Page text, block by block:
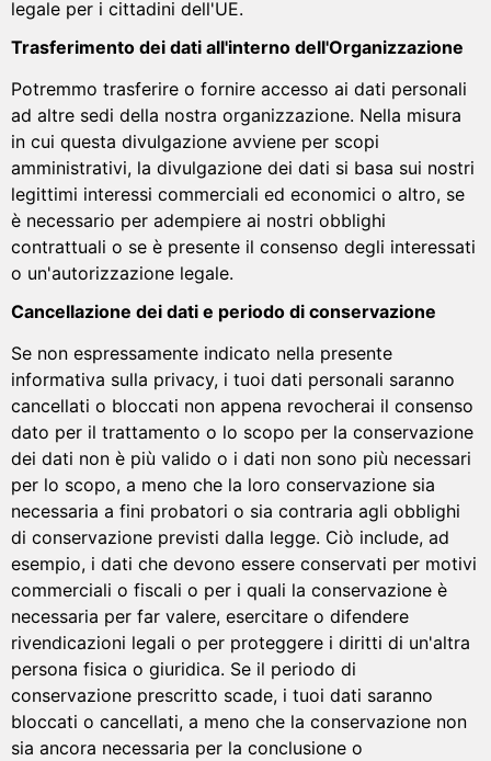
legale per i cittadini dell'UE.
Trasferimento dei dati all'interno dell'Organizzazione
Potremmo trasferire o fornire accesso ai dati personali
ad altre sedi della nostra organizzazione. Nella misura
in cui questa divulgazione avviene per scopi
amministrativi, la divulgazione dei dati si basa sui nostri
legittimi interessi commerciali ed economici o altro, se
è necessario per adempiere ai nostri obblighi
contrattuali o se è presente il consenso degli interessati
o un'autorizzazione legale.
Cancellazione dei dati e periodo di conservazione
Se non espressamente indicato nella presente
informativa sulla privacy, i tuoi dati personali saranno
cancellati o bloccati non appena revocherai il consenso
dato per il trattamento o lo scopo per la conservazione
dei dati non è più valido o i dati non sono più necessari
per lo scopo, a meno che la loro conservazione sia
necessaria a fini probatori o sia contraria agli obblighi
di conservazione previsti dalla legge. Ciò include, ad
esempio, i dati che devono essere conservati per motivi
commerciali o fiscali o per i quali la conservazione è
necessaria per far valere, esercitare o difendere
rivendicazioni legali o per proteggere i diritti di un'altra
persona fisica o giuridica. Se il periodo di
conservazione prescritto scade, i tuoi dati saranno
bloccati o cancellati, a meno che la conservazione non
sia ancora necessaria per la conclusione o